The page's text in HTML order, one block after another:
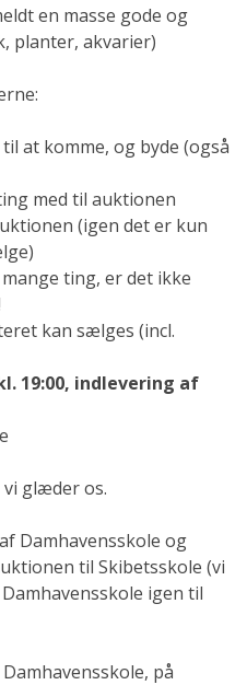
en masse gode og
planter, akvarier)
at komme, og byde (også
med til auktionen
(igen det er kun
ting, er det ikke
kan sælges (incl.
19:00, indlevering af
glæder os.
Damhavensskole og
til Skibetsskole (vi
igen til
på